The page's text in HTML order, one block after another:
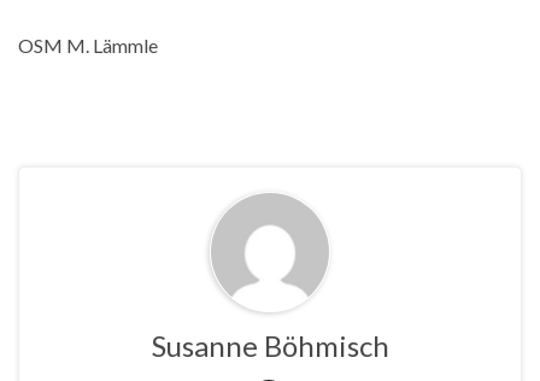
OSM M. Lämmle
Susanne Böhmisch